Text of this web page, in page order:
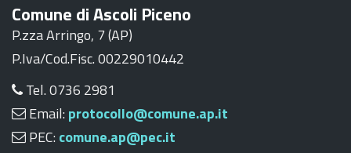
Comune di Ascoli Piceno
P.zza Arringo, 7 (AP)
P.Iva/Cod.Fisc. 00229010442
Tel. 0736 2981
Email: protocollo@comune.ap.it
PEC: comune.ap@pec.it